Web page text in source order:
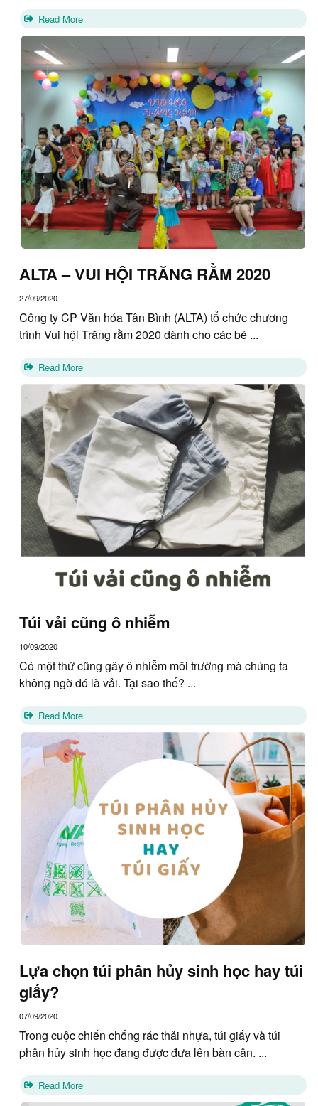
Read More
ALTA – VUI HỘI TRĂNG RẰM 2020
27/09/2020
Công ty CP Văn hóa Tân Bình (ALTA) tổ chức chương
trình Vui hội Trăng rằm 2020 dành cho các bé ...
Read More
Túi vải cũng ô nhiễm
10/09/2020
Có một thứ cũng gây ô nhiễm môi trường mà chúng ta
không ngờ đó là vải. Tại sao thế? ...
Read More
Lựa chọn túi phân hủy sinh học hay túi
giấy?
07/09/2020
Trong cuộc chiến chống rác thải nhựa, túi giấy và túi
phân hủy sinh học đang được đưa lên bàn cân. ...
Read More